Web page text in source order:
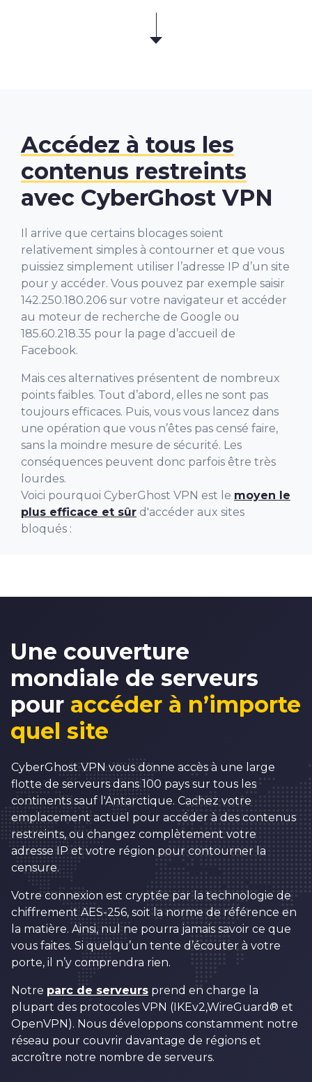
Accédez à tous les
contenus restreints
avec CyberGhost VPN
Il arrive que certains blocages soient
relativement simples à contourner et que vous
puissiez simplement utiliser l’adresse IP d’un site
pour y accéder. Vous pouvez par exemple saisir
142.250.180.206 sur votre navigateur et accéder
au moteur de recherche de Google ou
185.60.218.35 pour la page d’accueil de
Facebook.
Mais ces alternatives présentent de nombreux
points faibles. Tout d’abord, elles ne sont pas
toujours efficaces. Puis, vous vous lancez dans
une opération que vous n’êtes pas censé faire,
sans la moindre mesure de sécurité. Les
conséquences peuvent donc parfois être très
lourdes.
Voici pourquoi CyberGhost VPN est le moyen le
plus efficace et sûr d'accéder aux sites
bloqués :
Une couverture
mondiale de serveurs
pour accéder à n’importe
quel site
CyberGhost VPN vous donne accès à une large
flotte de serveurs dans 100 pays sur tous les
continents sauf l'Antarctique. Cachez votre
emplacement actuel pour accéder à des contenus
restreints, ou changez complètement votre
adresse IP et votre région pour contourner la
censure.
Votre connexion est cryptée par la technologie de
chiffrement AES-256, soit la norme de référence en
la matière. Ainsi, nul ne pourra jamais savoir ce que
vous faites. Si quelqu’un tente d’écouter à votre
porte, il n’y comprendra rien.
Notre parc de serveurs prend en charge la
plupart des protocoles VPN (IKEv2,WireGuard® et
OpenVPN). Nous développons constamment notre
réseau pour couvrir davantage de régions et
accroître notre nombre de serveurs.
0
1
2
3
4
5
6
7
8
9
0
1
2
3
5
6
7
3
4
6
7
8
9
0
1
2
3
5
6
7
0
1
2
3
4
5
6